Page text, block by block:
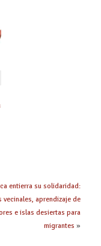
entierra su solidaridad:
vecinales, aprendizaje de
e islas desiertas para
migrantes »